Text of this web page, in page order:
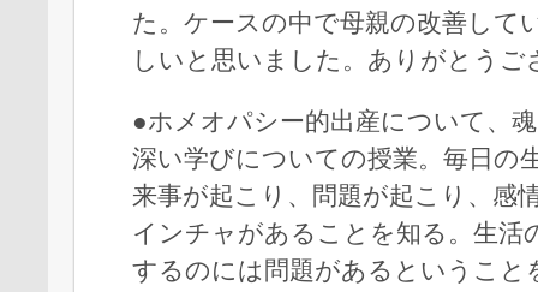
た。ケースの中で母親の改善して
しいと思いました。ありがとうご
●ホメオパシー的出産について、
深い学びについての授業。毎日の
来事が起こり、問題が起こり、感
インチャがあることを知る。生活
するのには問題があるということ